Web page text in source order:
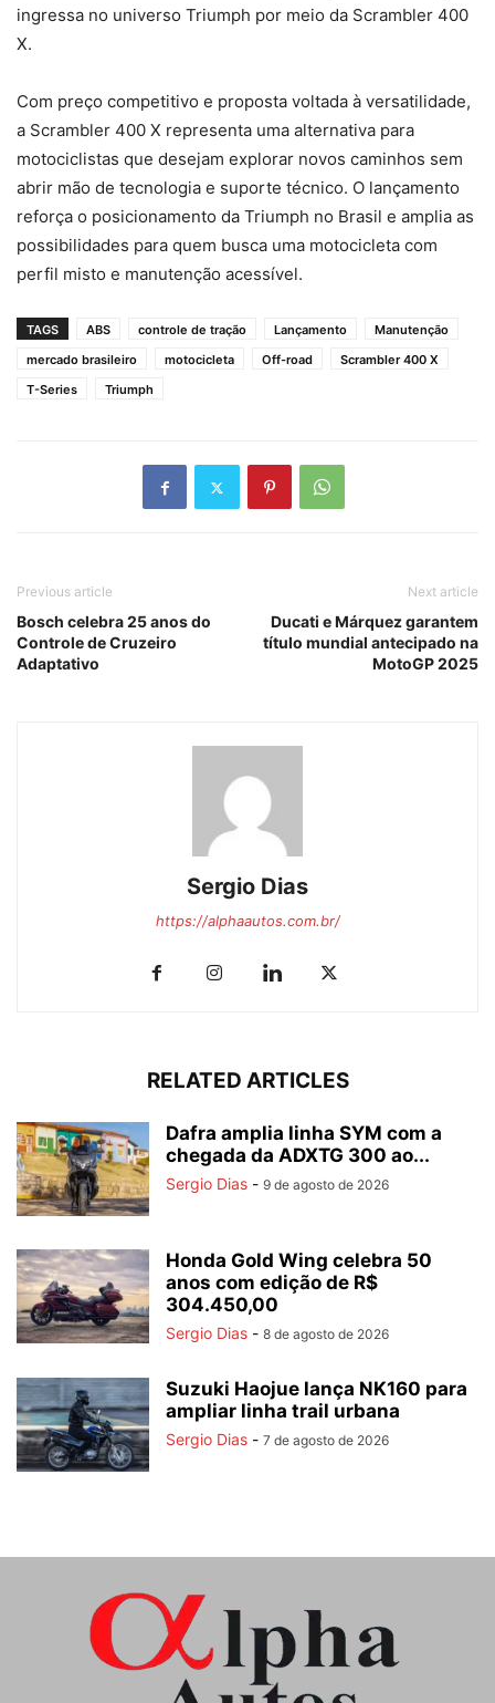
ingressa no universo Triumph por meio da Scrambler 400
X.
Com preço competitivo e proposta voltada à versatilidade,
a Scrambler 400 X representa uma alternativa para
motociclistas que desejam explorar novos caminhos sem
abrir mão de tecnologia e suporte técnico. O lançamento
reforça o posicionamento da Triumph no Brasil e amplia as
possibilidades para quem busca uma motocicleta com
perfil misto e manutenção acessível.
TAGS ABS controle de tração Lançamento
Manutenção
mercado brasileiro
motocicleta Off-road
Scrambler 400 X
T-Series
Triumph
Previous article
Bosch celebra 25 anos do
Controle de Cruzeiro
Adaptativo
Next article
Ducati e Márquez garantem
título mundial antecipado na
MotoGP 2025
Sergio Dias
https://alphaautos.com.br/
RELATED ARTICLES
Dafra amplia linha SYM com a
chegada da ADXTG 300 ao...
Sergio Dias - 9 de agosto de 2026
Honda Gold Wing celebra 50
anos com edição de R$
304.450,00
Sergio Dias - 8 de agosto de 2026
Suzuki Haojue lança NK160 para
ampliar linha trail urbana
Sergio Dias - 7 de agosto de 2026